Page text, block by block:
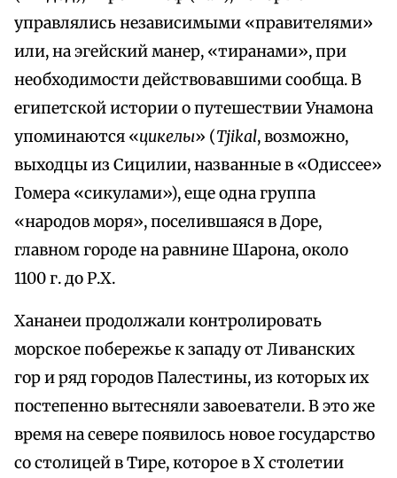
управлялись независимыми «правителями»
или, на эгейский манер, «тиранами», при
необходимости действовавшими сообща. В
египетской истории о путешествии Унамона
упоминаются «цикелы» (Tjikal, возможно,
выходцы из Сицилии, названные в «Одиссее»
Гомера «сикулами»), еще одна группа
«народов моря», поселившаяся в Доре,
главном городе на равнине Шарона, около
1100 г. до Р.Х.
Хананеи продолжали контролировать
морское побережье к западу от Ливанских
гор и ряд городов Палестины, из которых их
постепенно вытесняли завоеватели. В это же
время на севере появилось новое государство
со столицей в Тире, которое в X столетии